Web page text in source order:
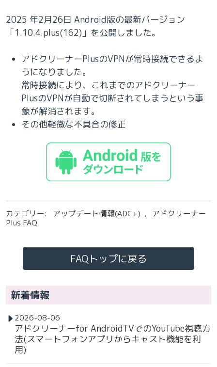
2025 年2月26日 Android版の最新バージョン
「1.10.4.plus(162)」を公開しました。
アドクリーナーPlusのVPNが常時接続できるよ
うになりました。
常時接続により、これまでのアドクリーナー
PlusのVPNが自動で切断されてしまうという事
象が解消されます。
その他軽微な不具合の修正
カテゴリー: アップデート情報(ADC+) ,
アドクリーナー
Plus FAQ
FAQトップに戻る
新着情報
2026-08-06
アドクリーナーfor AndroidTVでのYouTube視聴方
法(スマートフォンアプリからキャスト機能を利
用)